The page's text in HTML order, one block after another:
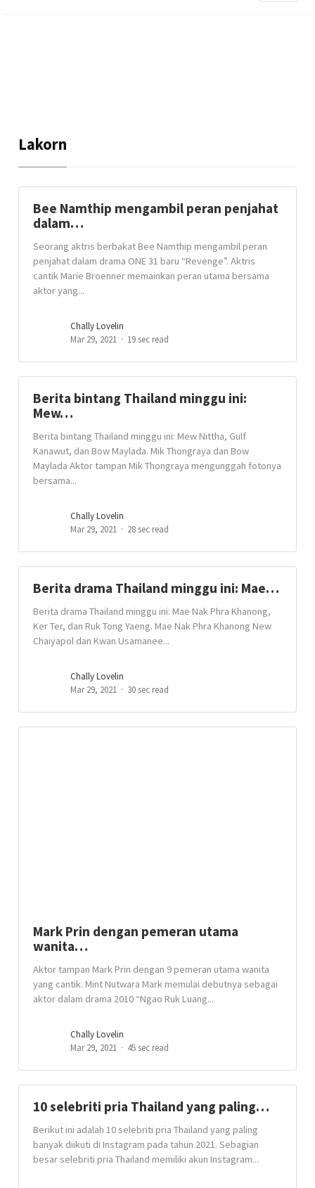
Lakorn
Bee Namthip mengambil peran penjahat
dalam…
Seorang aktris berbakat Bee Namthip mengambil peran
penjahat dalam drama ONE 31 baru “Revenge”. Aktris
cantik Marie Broenner memainkan peran utama bersama
aktor yang...
Chally Lovelin
Mar 29, 2021
19 sec read
Berita bintang Thailand minggu ini:
Mew…
Berita bintang Thailand minggu ini: Mew Nittha, Gulf
Kanawut, dan Bow Maylada. Mik Thongraya dan Bow
Maylada Aktor tampan Mik Thongraya mengunggah fotonya
bersama...
Chally Lovelin
Mar 29, 2021
28 sec read
Berita drama Thailand minggu ini: Mae…
Berita drama Thailand minggu ini: Mae Nak Phra Khanong,
Ker Ter, dan Ruk Tong Yaeng. Mae Nak Phra Khanong New
Chaiyapol dan Kwan Usamanee...
Chally Lovelin
Mar 29, 2021
30 sec read
Mark Prin dengan pemeran utama
wanita…
Aktor tampan Mark Prin dengan 9 pemeran utama wanita
yang cantik. Mint Nutwara Mark memulai debutnya sebagai
aktor dalam drama 2010 “Ngao Ruk Luang...
Chally Lovelin
Mar 29, 2021
45 sec read
10 selebriti pria Thailand yang paling…
Berikut ini adalah 10 selebriti pria Thailand yang paling
banyak diikuti di Instagram pada tahun 2021. Sebagian
besar selebriti pria Thailand memiliki akun Instagram...